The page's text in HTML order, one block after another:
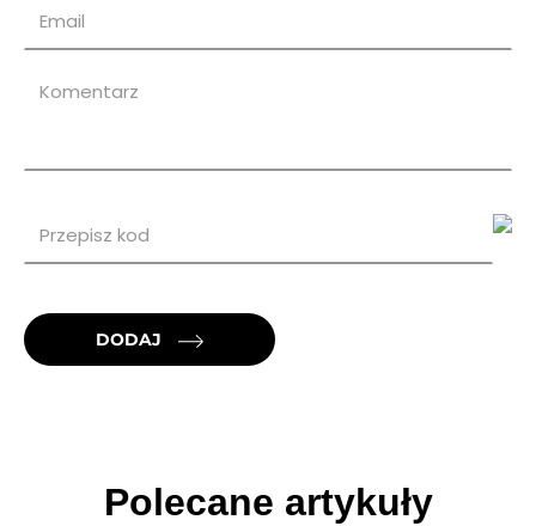
DODAJ
Polecane artykuły